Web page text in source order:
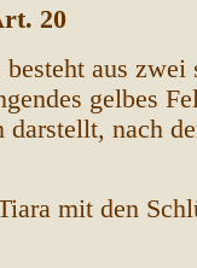
20
aus
gelbes
nach
mit den